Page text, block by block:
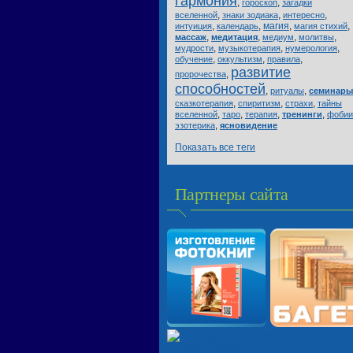
, гороскоп, загадки
вселенной, знаки зодиака, интересно,
интуиция, календарь, магия, магия стихий,
массаж, медитация, медиум, молитвы,
мудрости, музыкотерапия, нумерология,
обучение, оккультизм, правила,
пророчества, развитие
способностей, ритуалы, семинары
сказкотерапия, спиритизм, страхи, тайны
вселенной, таро, терапия, тренинги, фобии
эзотерика, ясновидение
Показать все теги
Партнеры сайта